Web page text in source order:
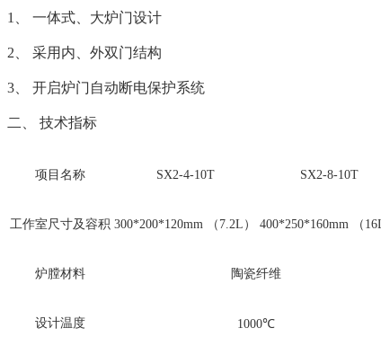
1、 一体式、大炉门设计
2、 采用内、外双门结构
3、 开启炉门自动断电保护系统
二、 技术指标
项目名称 SX2-4-10T SX2-8-10T
工作室尺寸及容积 300*200*120mm （7.2L） 400*250*160mm （
炉膛材料 陶瓷纤维
设计温度 1000℃